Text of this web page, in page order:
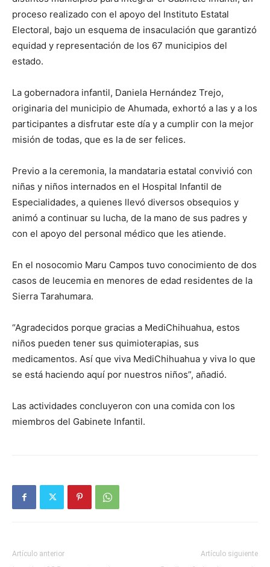
proceso realizado con el apoyo del Instituto Estatal
Electoral, bajo un esquema de insaculación que garantizó
equidad y representación de los 67 municipios del
estado.
La gobernadora infantil, Daniela Hernández Trejo,
originaria del municipio de Ahumada, exhortó a las y a los
participantes a disfrutar este día y a cumplir con la mejor
misión de todas, que es la de ser felices.
Previo a la ceremonia, la mandataria estatal convivió con
niñas y niños internados en el Hospital Infantil de
Especialidades, a quienes llevó diversos obsequios y
animó a continuar su lucha, de la mano de sus padres y
con el apoyo del personal médico que les atiende.
En el nosocomio Maru Campos tuvo conocimiento de dos
casos de leucemia en menores de edad residentes de la
Sierra Tarahumara.
“Agradecidos porque gracias a MediChihuahua, estos
niños pueden tener sus quimioterapias, sus
medicamentos. Así que viva MediChihuahua y viva lo que
se está haciendo aquí por nuestros niños”, añadió.
Las actividades concluyeron con una comida con los
miembros del Gabinete Infantil.
Artículo anterior Artículo siguiente